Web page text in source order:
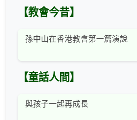
【教會今昔】
孫中山在香港教會第一篇演說
【童話人間】
與孩子一起再成長